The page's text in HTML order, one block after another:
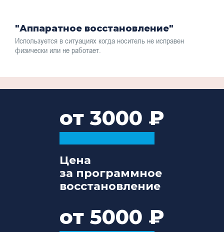
"Аппаратное восстановление"
Используется в ситуациях когда носитель не исправен
физически или не работает.
от 3000
Цена
за программное
восстановление
от 5000